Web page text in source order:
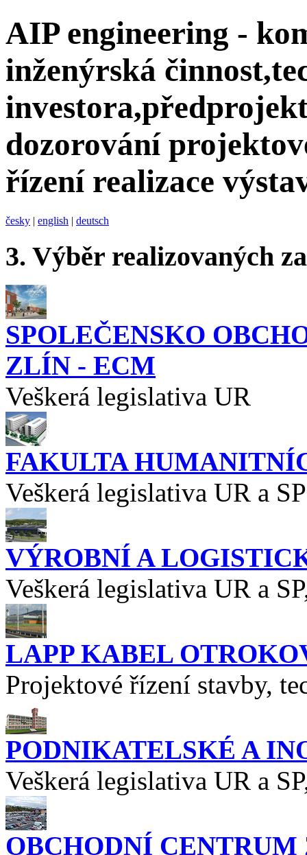
AIP engineering -
inženýrská
dozorování
řízení realizace
česky | english | deutsch
3. Výběr realizovaných
SPOLEČENSKO
ZLÍN - ECM
Veškerá legislativa UR
FAKULTA
Veškerá legislativa UR a SP
VÝROBNÍ A
Veškerá legislativa UR a
LAPP KABEL
Projektové řízení stavby,
PODNIKATELSKÉ A
Veškerá legislativa UR a
OBCHODNÍ